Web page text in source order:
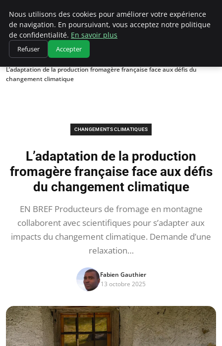
Climatedebtagents
Accueil
Changements climatiques
L’adaptation de la production fromagère française face aux défis du
changement climatique
CHANGEMENTS CLIMATIQUES
L’adaptation de la production
fromagère française face aux défis
du changement climatique
EN BREF Producteurs de fromage en montagne
collaborent avec scientifiques pour s’adapter aux
impacts du changement climatique. Demande d’une
relaxation…
Fabien Gauthier
13 octobre 2025
Nous utilisons des cookies pour améliorer votre expérience
de navigation. En poursuivant, vous acceptez notre politique
de confidentialité. En savoir plus
Refuser Accepter